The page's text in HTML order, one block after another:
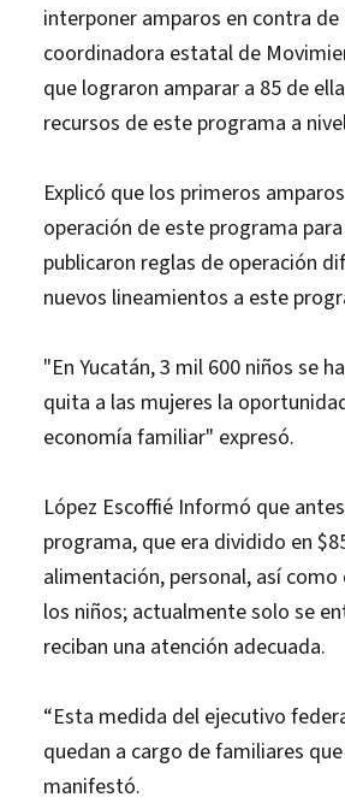
interponer amparos en contra
coordinadora estatal de
que lograron amparar a 85 de
recursos de este programa a
Explicó que los primeros
operación de este programa
publicaron reglas de operación
nuevos lineamientos a este
"En Yucatán, 3 mil 600 niños se
quita a las mujeres la
economía familiar" expresó.
López Escoffié Informó que
programa, que era dividido en
alimentación, personal, así
los niños; actualmente solo se
reciban una atención adecuada.
“Esta medida del ejecutivo
quedan a cargo de familiares
manifestó.